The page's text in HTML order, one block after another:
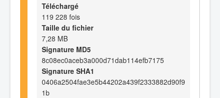
Téléchargé
119 228 fois
Taille du fichier
7,28 MB
Signature MD5
8c08ec0aceb3a000d71dab114efb7175
Signature SHA1
0406a2504fae3e5b44202a439f2333882d90f9
1b